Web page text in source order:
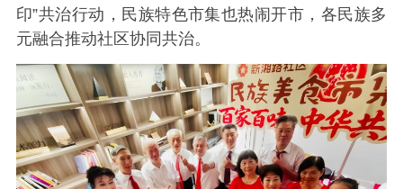
印”共治行动，民族特色市集也热闹开市，各民族多
元融合推动社区协同共治。